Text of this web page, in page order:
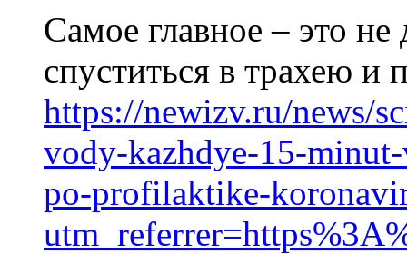
Самое главное – это не
спуститься в трахею и
https://newizv.ru/news/
vody-kazhdye-15-
po-profilaktike-